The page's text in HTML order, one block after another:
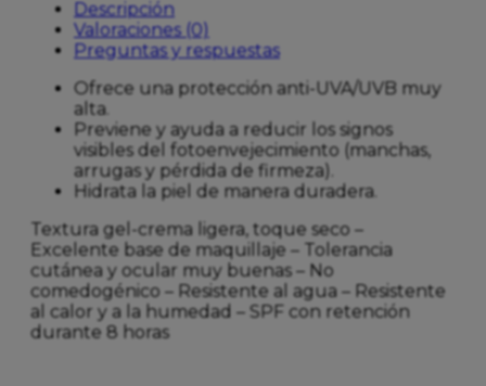
Descripción
Valoraciones (0)
Preguntas y respuestas
Ofrece una protección anti-UVA/UVB muy
alta.
Previene y ayuda a reducir los signos
visibles del fotoenvejecimiento (manchas,
arrugas y pérdida de firmeza).
Hidrata la piel de manera duradera.
Textura gel-crema ligera, toque seco –
Excelente base de maquillaje – Tolerancia
cutánea y ocular muy buenas – No
comedogénico – Resistente al agua – Resistente
al calor y a la humedad – SPF con retención
durante 8 horas